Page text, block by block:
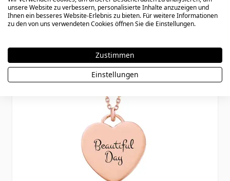
unsere Website zu verbessern, personalisierte Inhalte anzuzeigen und
Ihnen ein besseres Website-Erlebnis zu bieten. Für weitere Informationen
zu den von uns verwendeten Cookies öffnen Sie die Einstellungen.
Zustimmen
Einstellungen